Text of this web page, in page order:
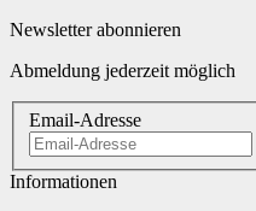
Newsletter abonnieren
Abmeldung jederzeit möglich
Email-Adresse
Informationen